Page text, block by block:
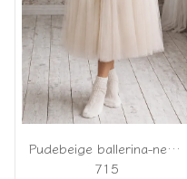
Pudebeige ballerina-nederdel i tyll
715